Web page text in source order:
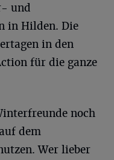
und
in Hilden. Die
in den
für die ganze
noch
dem
Wer lieber